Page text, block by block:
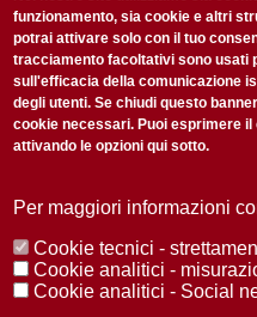
Accetto laPrivacy Policy
Redazione Copyright
© 2025 Università di Padova
funzionamento, sia cookie e altri
potrai attivare solo con il tuo
tracciamento facoltativi sono usati
sull'efficacia della comunicazione
degli utenti. Se chiudi questo
cookie necessari. Puoi esprimere
attivando le opzioni qui sotto.
Per maggiori informazioni
Cookie tecnici -
Cookie analitici -
Cookie analitici - Social